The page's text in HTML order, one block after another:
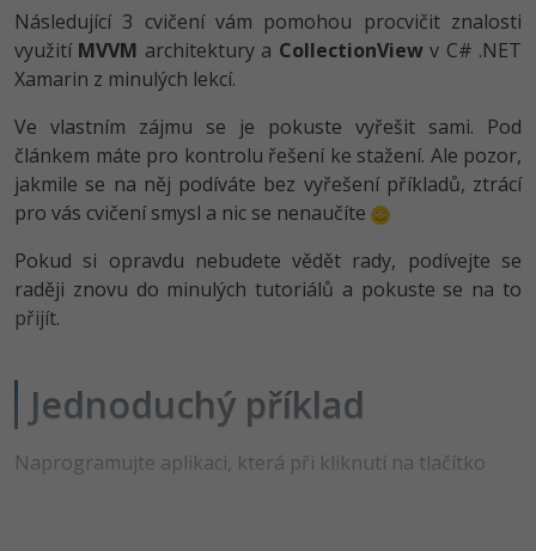
HTML5, CSS3, Bootstrap, SEO
SQL a databáze
Testování a verzování
UML a návrhové vzory
React
ASP.NET MVC
Django
PHP
JavaScript
Python
HTML / CSS
UML a návrhové vzory
MS-SQL
SQLite
Vývojář mobilních aplikací
Specialista na AI a bigdata
C# Game developer
Webdesigner
Tester
3D grafik
Projektový manažer
Python -80%
JavaScript -80%
PHP -80%
C++ -80%
Swift -80%
Následující 3 cvičení vám pomohou procvičit znalosti
využití MVVM architektury a CollectionViewv C# .NET
Xamarin z minulých lekcí.
Ve vlastním zájmu se je pokuste vyřešit sami. Pod
článkem máte pro kontrolu řešení ke stažení. Ale pozor,
jakmile se na něj podíváte bez vyřešení příkladů, ztrácí
pro vás cvičení smysl a nic se nenaučíte
Pokud si opravdu nebudete vědět rady, podívejte se
raději znovu do minulých tutoriálů a pokuste se na to
přijít.
Jednoduchý příklad
Naprogramujte aplikaci, která při kliknutí na tlačítko